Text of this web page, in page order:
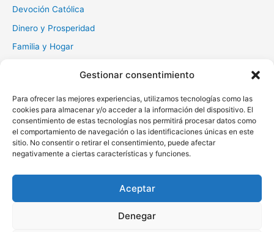
Gestionar consentimiento
Para ofrecer las mejores experiencias, utilizamos tecnologías como las
cookies para almacenar y/o acceder a la información del dispositivo. El
consentimiento de estas tecnologías nos permitirá procesar datos como
el comportamiento de navegación o las identificaciones únicas en este
sitio. No consentir o retirar el consentimiento, puede afectar
negativamente a ciertas características y funciones.
Aceptar
Denegar
Devoción Católica
Dinero y Prosperidad
Familia y Hogar
Muerte y Difuntos
Oraciones Diarias
Otras
Protección y Liberación
Salud y Sanación